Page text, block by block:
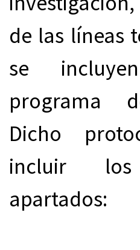
de las líneas
se
programa
Dicho
incluir los
apartados: